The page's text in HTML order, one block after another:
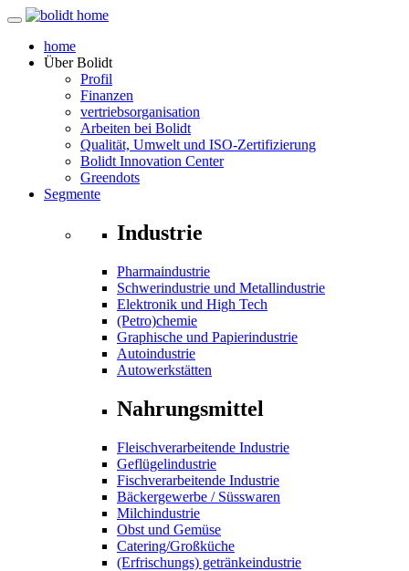
home
ÜberBolidt
Profil
Finanzen
vertriebsorganisation
Arbeiten bei Bolidt
Qualität, Umwelt und ISO-Zertifizierung
Bolidt Innovation Center
Greendots
Segmente
Industrie
Pharmaindustrie
Schwerindustrie und Metallindustrie
Elektronik und High Tech
(Petro)chemie
Graphische und Papierindustrie
Autoindustrie
Autowerkstätten
Nahrungsmittel
Fleischverarbeitende Industrie
Geflügelindustrie
Fischverarbeitende Industrie
Bäckergewerbe / Süsswaren
Milchindustrie
Obst und Gemüse
Catering/Großküche
(Erfrischungs) getränkeindustrie